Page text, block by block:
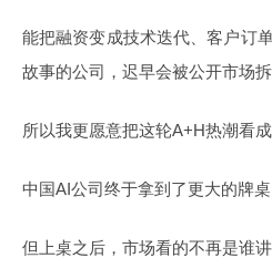
能把融资变成技术迭代、客户订
故事的公司，迟早会被公开市场拆
所以我更愿意把这轮A+H热潮看成
中国AI公司终于拿到了更大的牌桌
但上桌之后，市场看的不再是谁讲